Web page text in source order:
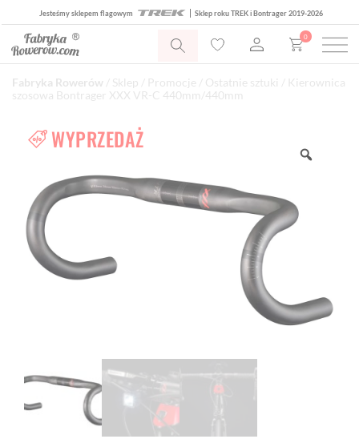
Jesteśmy sklepem flagowym Sklep roku TREK i Bontrager 2019-2026
0
Fabryka Rowerów Sklep Promocje Ostatnie sztuki
/ Kierownica
szosowa Bontrager XXX VR-C 440mm/440mm
WYPRZEDAŻ